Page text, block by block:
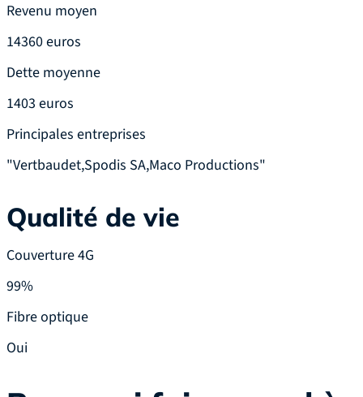
Revenu moyen
14360 euros
Dette moyenne
1403 euros
Principales entreprises
"Vertbaudet,Spodis SA,Maco Productions"
Qualité de vie
Couverture 4G
99%
Fibre optique
Oui